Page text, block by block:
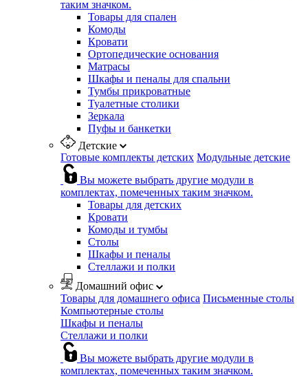
таким значком.
Товары для спален
Комоды
Кровати
Ортопедические основания
Матрасы
Шкафы и пеналы для спальни
Тумбы прикроватные
Туалетные столики
Зеркала
Пуфы и банкетки
Детские
Готовые комплекты детских Модульные детские
Вы можете выбрать другие модули в
комплектах, помеченных таким значком.
Товары для детских
Кровати
Комоды и тумбы
Столы
Шкафы и пеналы
Стеллажи и полки
Домашний офис
Товары для домашнего офиса Письменные столы
Компьютерные столы
Шкафы и пеналы
Стеллажи и полки
Вы можете выбрать другие модули в
комплектах, помеченных таким значком.